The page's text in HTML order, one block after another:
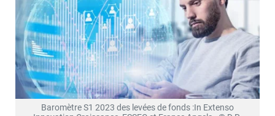
Baromètre S1 2023 des levées de fonds :In Extenso